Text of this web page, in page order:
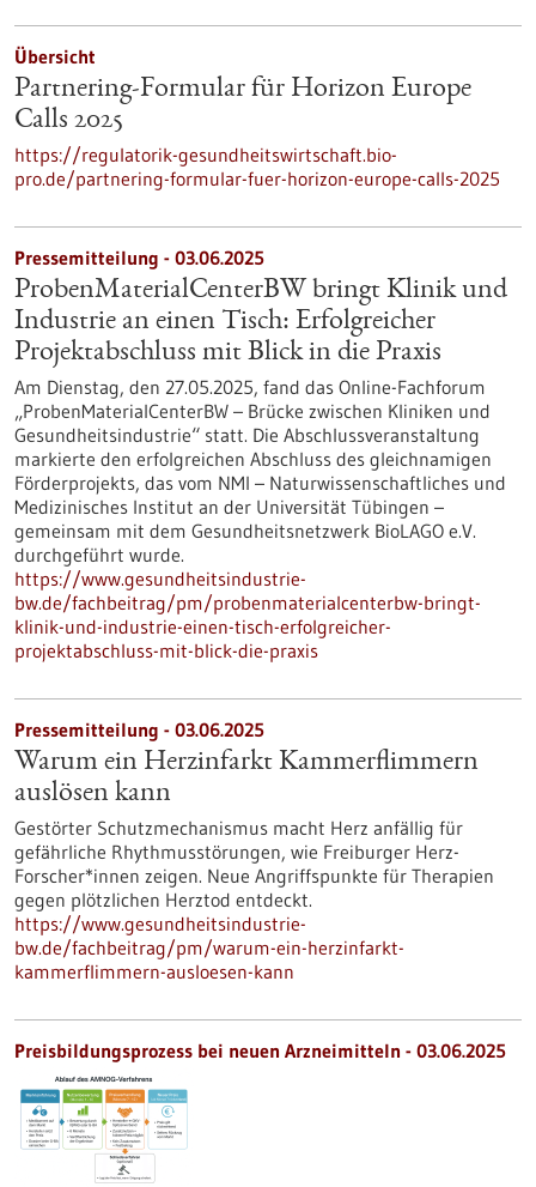
Übersicht
Partnering-Formular für Horizon Europe
Calls 2025
https://regulatorik-gesundheitswirtschaft.bio-
pro.de/partnering-formular-fuer-horizon-europe-calls-2025
Pressemitteilung - 03.06.2025
ProbenMaterialCenterBW bringt Klinik und
Industrie an einen Tisch: Erfolgreicher
Projektabschluss mit Blick in die Praxis
Am Dienstag, den 27.05.2025, fand das Online-Fachforum
„ProbenMaterialCenterBW – Brücke zwischen Kliniken und
Gesundheitsindustrie“ statt. Die Abschlussveranstaltung
markierte den erfolgreichen Abschluss des gleichnamigen
Förderprojekts, das vom NMI – Naturwissenschaftliches und
Medizinisches Institut an der Universität Tübingen –
gemeinsam mit dem Gesundheitsnetzwerk BioLAGO e.V.
durchgeführt wurde.
https://www.gesundheitsindustrie-
bw.de/fachbeitrag/pm/probenmaterialcenterbw-bringt-
klinik-und-industrie-einen-tisch-erfolgreicher-
projektabschluss-mit-blick-die-praxis
Pressemitteilung - 03.06.2025
Warum ein Herzinfarkt Kammerflimmern
auslösen kann
Gestörter Schutzmechanismus macht Herz anfällig für
gefährliche Rhythmusstörungen, wie Freiburger Herz-
Forscher*innen zeigen. Neue Angriffspunkte für Therapien
gegen plötzlichen Herztod entdeckt.
https://www.gesundheitsindustrie-
bw.de/fachbeitrag/pm/warum-ein-herzinfarkt-
kammerflimmern-ausloesen-kann
Preisbildungsprozess bei neuen Arzneimitteln - 03.06.2025